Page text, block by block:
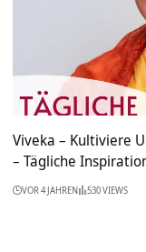
Viveka – Kultiviere
– Tägliche
VOR 4 JAHREN 530 VIEWS